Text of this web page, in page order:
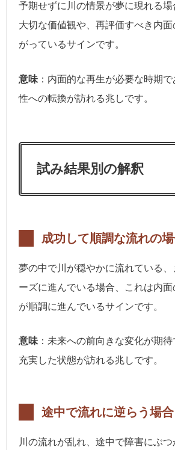
予期せずに川の情景が夢に現れる
大切な価値観や、再評価すべき内
がっているサインです。
意味 ：内面的な再生が必要な時期
性への転換が訪れる兆しです。
試み結果別の解釈
成功して順調な流れの
夢の中で川が穏やかに流れている
ーズに進んでいる場合、これは内
が順調に進んでいるサインです。
意味：未来への前向きな変化が期
充実した状態が訪れる兆しです。
途中で流れに逆らう場合
川の流れが乱れ、途中で障害にぶ